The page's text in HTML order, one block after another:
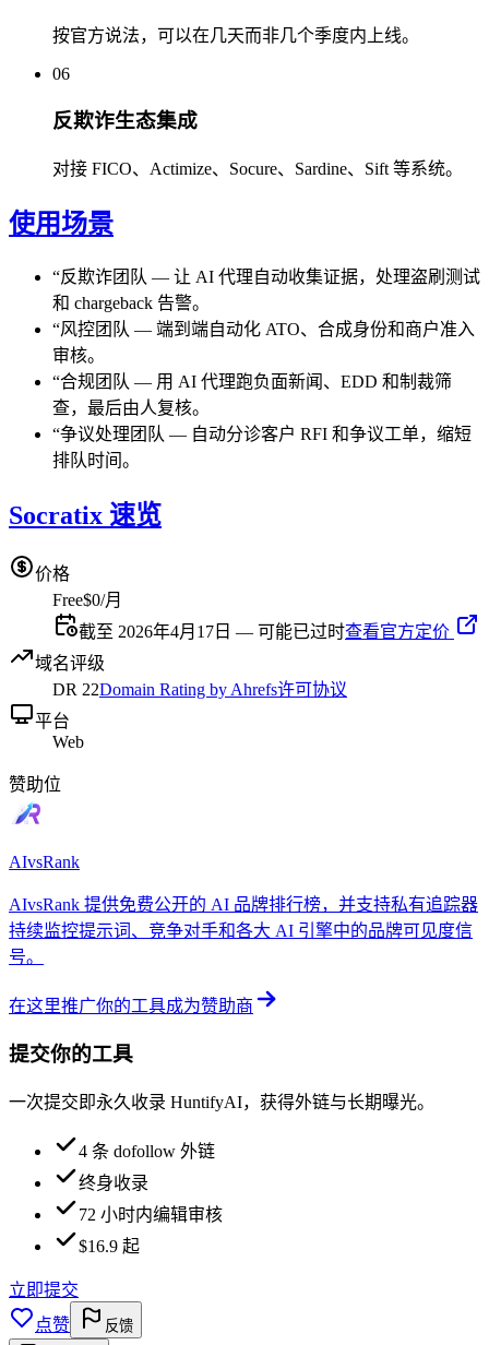
按官方说法，可以在几天而非几个季度内上线。
06
反欺诈生态集成
对接 FICO、Actimize、Socure、Sardine、Sift 等系统。
使用场景
“反欺诈团队 — 让 AI 代理自动收集证据，处理盗刷测试
和 chargeback 告警。
“风控团队 — 端到端自动化 ATO、合成身份和商户准入
审核。
“合规团队 — 用 AI 代理跑负面新闻、EDD 和制裁筛
查，最后由人复核。
“争议处理团队 — 自动分诊客户 RFI 和争议工单，缩短
排队时间。
Socratix 速览
价格
Free$0/月
截至 2026年4月17日 — 可能已过时查看官方定价
域名评级
DR 22Domain Rating by Ahrefs许可协议
平台
Web
赞助位
AIvsRank
AIvsRank 提供免费公开的 AI 品牌排行榜，并支持私有追踪器
持续监控提示词、竞争对手和各大 AI 引擎中的品牌可见度信
号。
在这里推广你的工具成为赞助商
提交你的工具
一次提交即永久收录 HuntifyAI，获得外链与长期曝光。
4 条 dofollow 外链
终身收录
72 小时内编辑审核
$16.9 起
立即提交
点赞
反馈